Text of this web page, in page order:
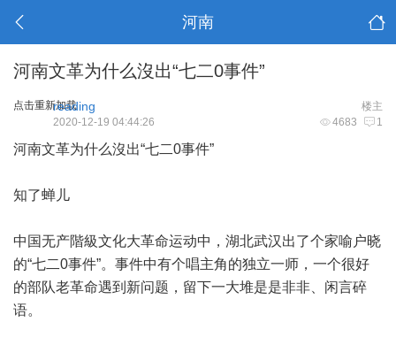
河南
河南文革为什么沒出“七二0事件”
点击重新加载 楼主
reading
4683 1
2020-12-19 04:44:26
河南文革为什么沒出“七二0事件”
知了蝉儿
中国无产階級文化大革命运动中，湖北武汉出了个家喻户晓
的“七二0事件”。事件中有个唱主角的独立一师，一个很好
的部队老革命遇到新问题，留下一大堆是是非非、闲言碎
语。